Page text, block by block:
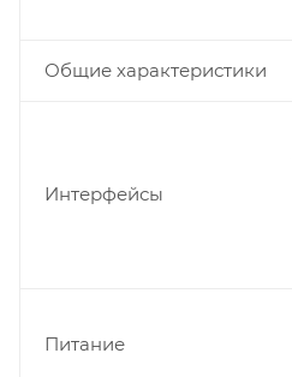
Общие характеристики
Интерфейсы
Питание